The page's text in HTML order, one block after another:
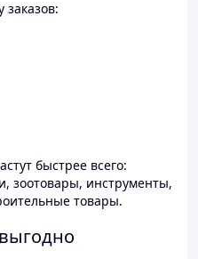
заказов:
быстрее всего:
зоотовары, инструменты,
товары.